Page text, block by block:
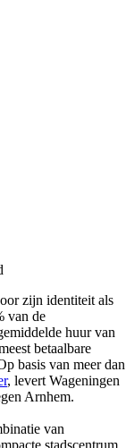
zijn identiteit als
van de
huur van
betaalbare
basis van meer dan
, levert Wageningen
Arnhem.
van
stadscentrum